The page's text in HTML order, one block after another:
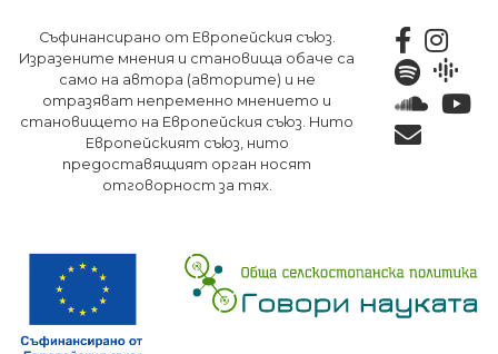
към
основното
съдържание
Съфинансирано от Европейския съюз.
Изразените мнения и становища обаче са
само на автора (авторите) и не
отразяват непременно мнението и
становището на Европейския съюз. Нито
Европейският съюз, нито
предоставящият орган носят
отговорност за тях.